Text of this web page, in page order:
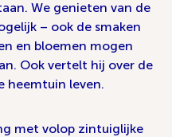
We genieten van de
– ook de smaken
en bloemen mogen
Ook vertelt hij over de
heemtuin leven.
met volop zintuiglijke